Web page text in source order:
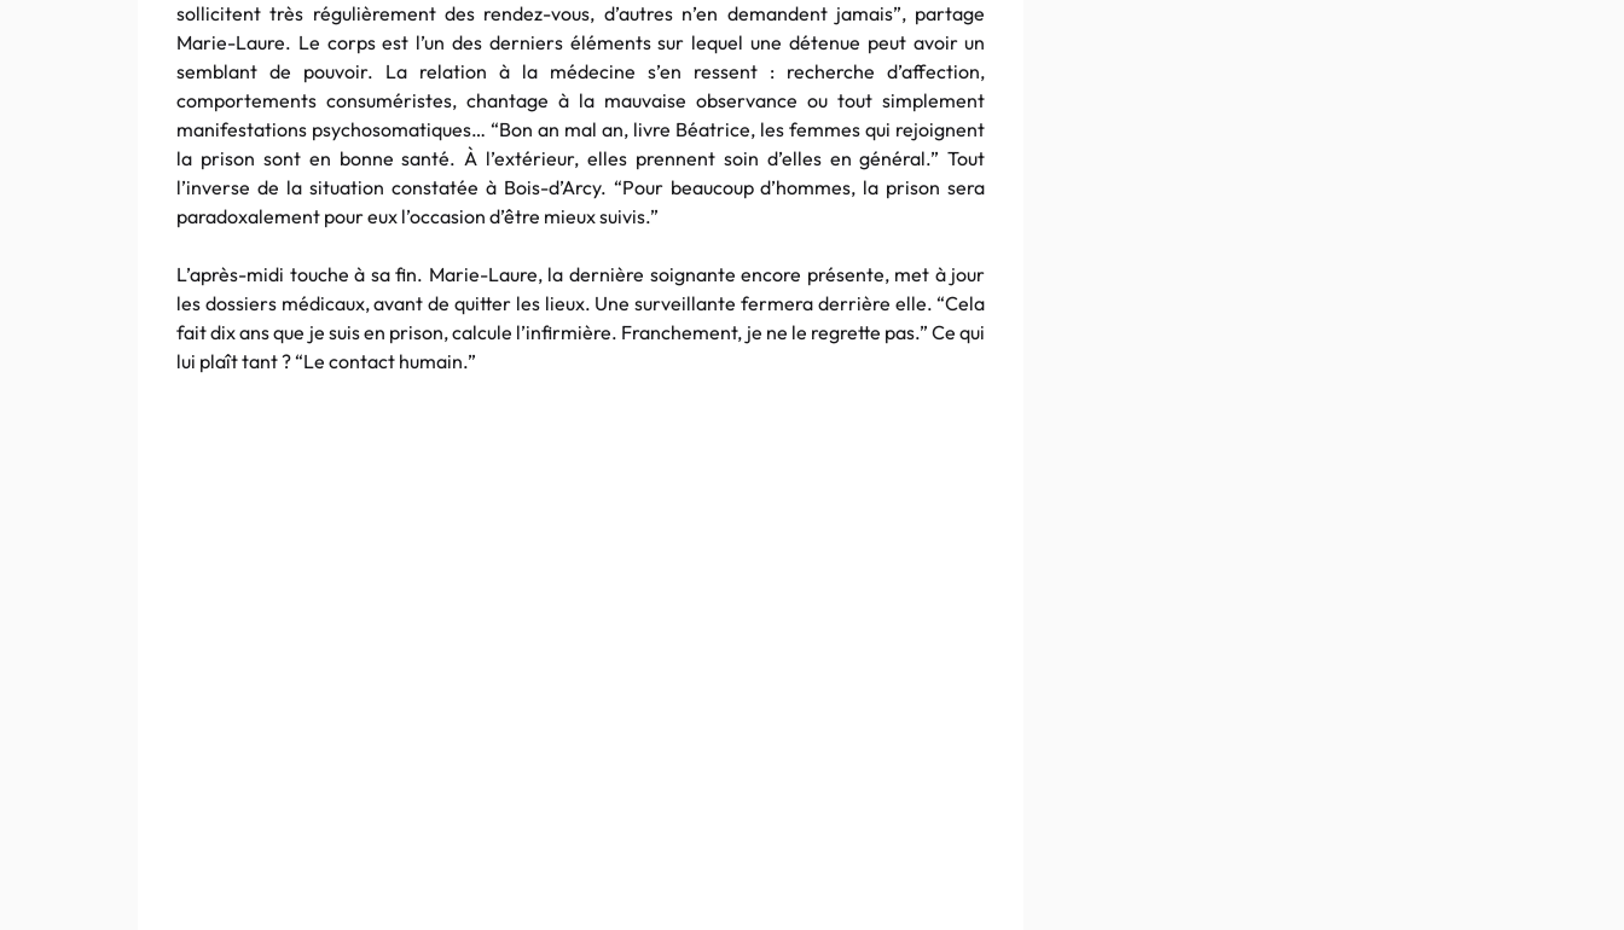
sollicitent très régulièrement des rendez-vous, d’autres n’en demandent jamais”, partage
Marie-Laure. Le corps est l’un des derniers éléments sur lequel une détenue peut avoir un
semblant de pouvoir. La relation à la médecine s’en ressent : recherche d’affection,
comportements consuméristes, chantage à la mauvaise observance ou tout simplement
manifestations psychosomatiques… “Bon an mal an, livre Béatrice, les femmes qui rejoignent
la prison sont en bonne santé. À l’extérieur, elles prennent soin d’elles en général.” Tout
l’inverse de la situation constatée à Bois-d’Arcy. “Pour beaucoup d’hommes, la prison sera
paradoxalement pour eux l’occasion d’être mieux suivis.”
L’après-midi touche à sa fin. Marie-Laure, la dernière soignante encore présente, met à jour
les dossiers médicaux, avant de quitter les lieux. Une surveillante fermera derrière elle. “Cela
fait dix ans que je suis en prison, calcule l’infirmière. Franchement, je ne le regrette pas.” Ce qui
lui plaît tant ? “Le contact humain.”